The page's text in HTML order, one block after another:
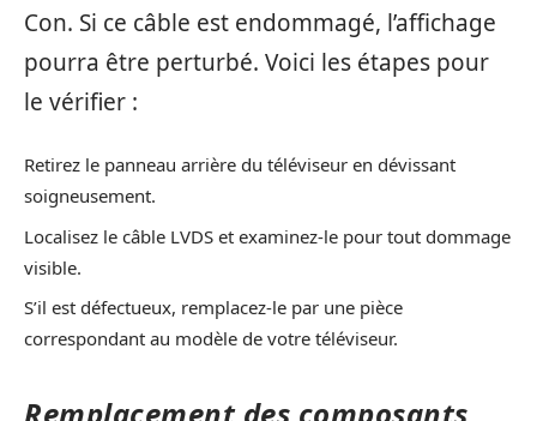
Con. Si ce câble est endommagé, l’affichage
pourra être perturbé. Voici les étapes pour
le vérifier :
Retirez le panneau arrière du téléviseur en dévissant
soigneusement.
Localisez le câble LVDS et examinez-le pour tout dommage
visible.
S’il est défectueux, remplacez-le par une pièce
correspondant au modèle de votre téléviseur.